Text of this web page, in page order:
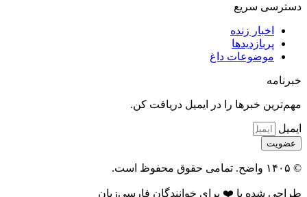
دسترسی سریع
اخبار زنده
پربازدیدها
موضوعات داغ
خبرنامه
مهم‌ترین خبرها را در ایمیل دریافت کن.
ایمیل
عضویت
© ۱۴۰۵ واضح. تمامی حقوق محفوظ است.
طراحی شده با ❤️ برای خوانندگان فارسی‌زبان